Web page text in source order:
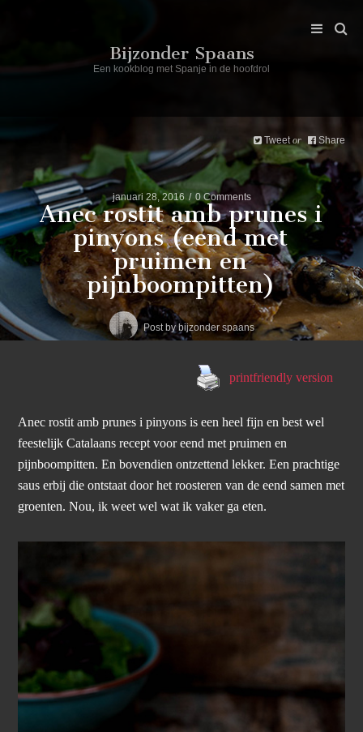
Bijzonder Spaans
Een kookblog met Spanje in de hoofdrol
januari 28, 2016 0 Comments
Anec rostit amb prunes i
pinyons (eend met
pruimen en
pijnboompitten)
Tweet or Share
Post bybijzonder spaans
printfriendly version
Anec rostit amb prunes i pinyons is een heel fijn en best wel
feestelijk Catalaans recept voor eend met pruimen en
pijnboompitten. En bovendien ontzettend lekker. Een prachtige
saus erbij die ontstaat door het roosteren van de eend samen met
groenten. Nou, ik weet wel wat ik vaker ga eten.